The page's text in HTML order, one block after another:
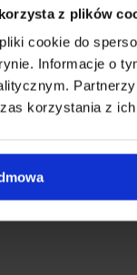
z plików
cookie do
Informacje o
korzystania z ich
ZOBACZ TEŻ